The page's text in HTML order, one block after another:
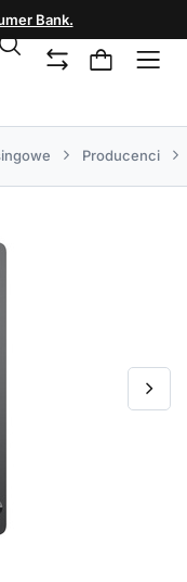
Bank.
Producenci